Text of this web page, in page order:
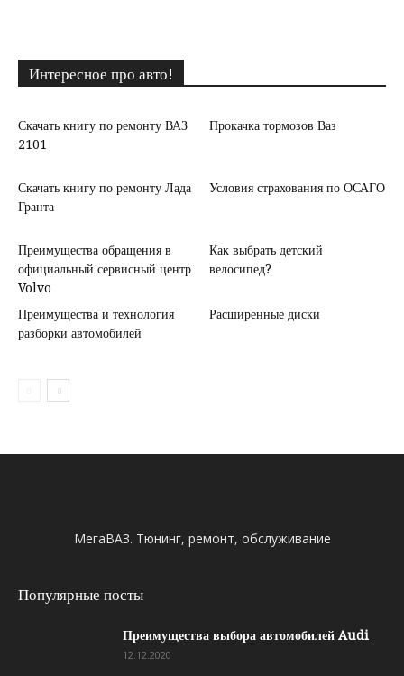
Интересное про авто!
Скачать книгу по ремонту ВАЗ
2101
Прокачка тормозов Ваз
Скачать книгу по ремонту Лада
Гранта
Условия страхования по ОСАГО
Преимущества обращения в
официальный сервисный центр
Volvo
Как выбрать детский
велосипед?
Преимущества и технология
разборки автомобилей
Расширенные диски
МегаВАЗ. Тюнинг, ремонт, обслуживание
Популярные посты
Преимущества выбора автомобилей Audi
12.12.2020